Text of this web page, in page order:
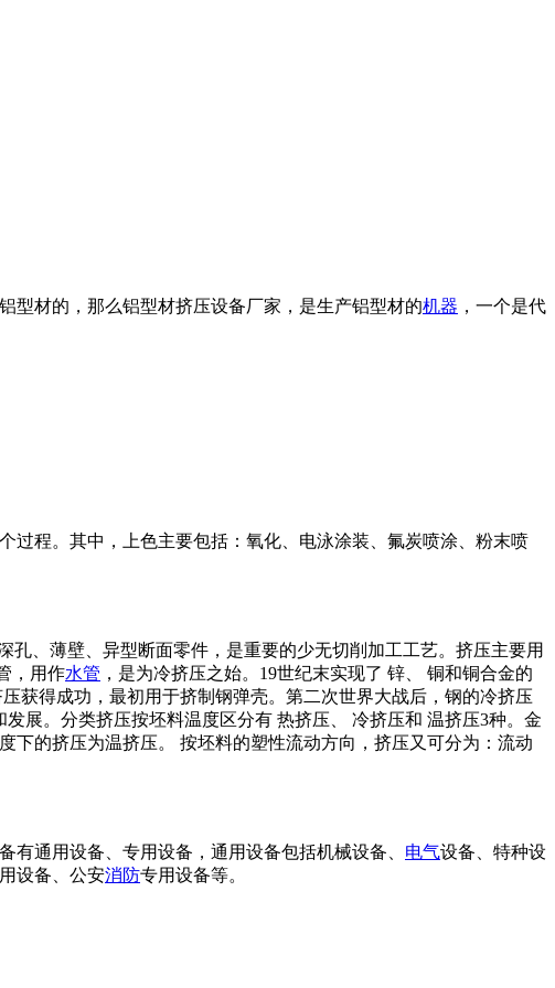
型材的，那么铝型材挤压设备厂家，是生产铝型材的机器 ，一个是代
过程。其中，上色主要包括：氧化、电泳涂装、氟炭喷涂、粉末喷
、薄壁、异型断面零件，是重要的少无切削加工工艺。挤压主要用
，用作水管 ，是为冷挤压之始。19世纪末实现了 锌、 铜和铜合金的
获得成功，最初用于挤制钢弹壳。第二次世界大战后，钢的冷挤压
展。分类挤压按坯料温度区分有 热挤压、 冷挤压和 温挤压3种。金
下的挤压为温挤压。 按坯料的塑性流动方向，挤压又可分为：流动
通用设备、专用设备，通用设备包括机械设备、 电气设备、特种设
设备、公安消防专用设备等。